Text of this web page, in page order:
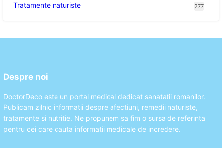
Tratamente naturiste 277
Despre noi
DoctorDeco este un portal medical dedicat sanatatii romanilor.
Publicam zilnic informatii despre afectiuni, remedii naturiste,
tratamente si nutritie. Ne propunem sa fim o sursa de referinta
pentru cei care cauta informatii medicale de incredere.